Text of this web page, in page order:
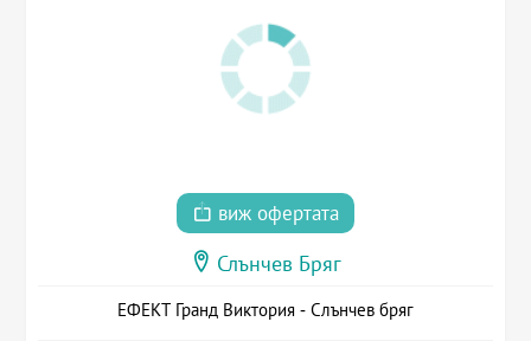
виж офертата
Слънчев Бряг
ЕФЕКТ Гранд Виктория - Слънчев бряг